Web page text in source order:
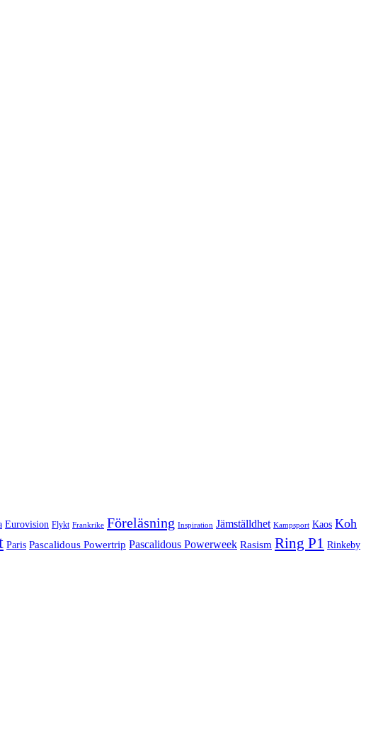
Eurovision Flykt Frankrike Föreläsning Inspiration Jämställdhet Kampsport Kaos Koh
Paris Pascalidous Powertrip Pascalidous Powerweek Rasism Ring P1 Rinkeby